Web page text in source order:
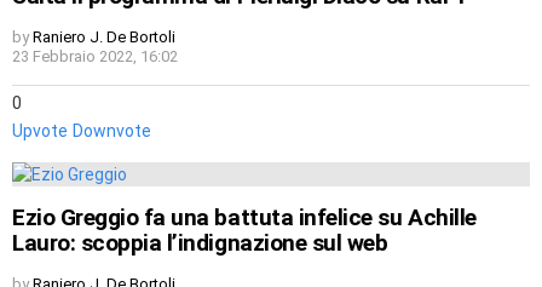
by Raniero J. De Bortoli
23 Febbraio 2022, 16:02
0
Upvote Downvote
Ezio Greggio fa una battuta infelice su Achille
Lauro: scoppia l’indignazione sul web
by Raniero J. De Bortoli